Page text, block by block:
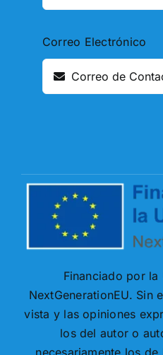
Correo Electrónico
Financiado por la
NextGenerationEU. Sin
vista y las opiniones
los del autor o